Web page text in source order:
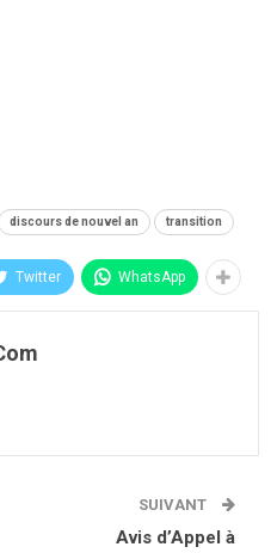
discours de nouvel an transition
Twitter WhatsApp
SUIVANT
Avis d’Appel à